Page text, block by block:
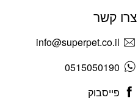
צרו קשר
info@superpet.co.il
0515050190
פייסבוק